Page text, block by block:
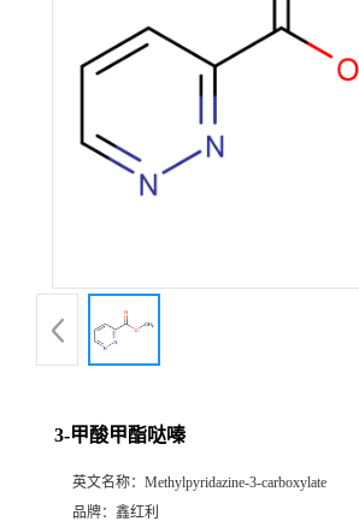
3-甲酸甲酯哒嗪
英文名称： Methylpyridazine-3-carboxylate
品牌： 鑫红利